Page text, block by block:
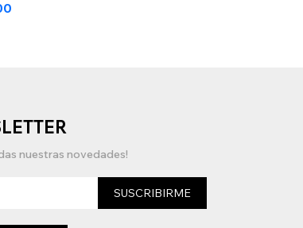
nuestras novedades!
SUSCRIBIRME